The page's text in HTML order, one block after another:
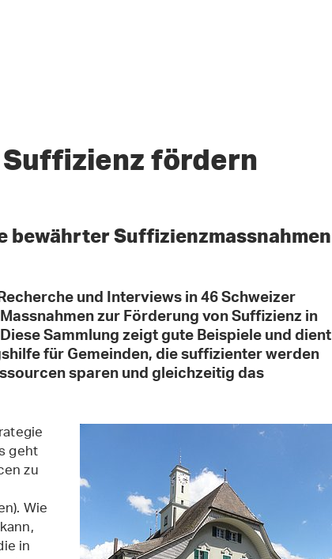
fördern
bewährter Suffizienzmassnahmen
und Interviews in 46 Schweizer
zur Förderung von Suffizienz in
Sammlung zeigt gute Beispiele und dient
für Gemeinden, die suffizienter werden
sparen und gleichzeitig das
geht
zu
Wie
in